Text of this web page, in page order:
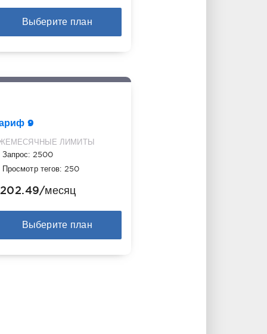
Выберите план
9
ЛИМИТЫ
Запрос: 2500
Просмотр тегов: 250
/месяц
Выберите план